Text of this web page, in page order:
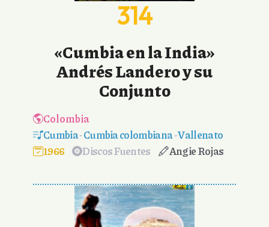
314
«Cumbia en la India»
Andrés Landero y su
Conjunto
Colombia
Cumbia-Cumbia colombiana-Vallenato
1966
Discos Fuentes Angie Rojas